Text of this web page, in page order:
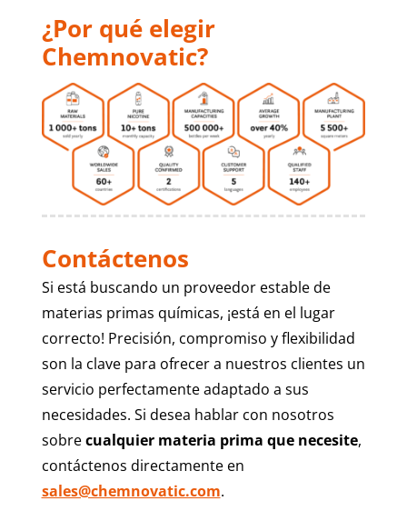
¿Por qué elegir
Chemnovatic?
Contáctenos
Si está buscando un proveedor estable de
materias primas químicas, ¡está en el lugar
correcto! Precisión, compromiso y flexibilidad
son la clave para ofrecer a nuestros clientes un
servicio perfectamente adaptado a sus
necesidades. Si desea hablar con nosotros
sobrecualquier materia prima que necesite,
contáctenos directamente en
sales@chemnovatic.com.